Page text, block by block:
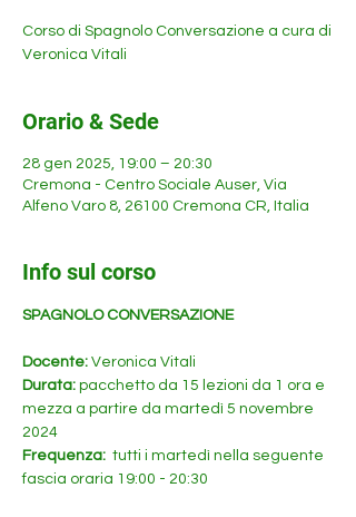
Corso di Spagnolo Conversazione a cura di
Veronica Vitali
Orario & Sede
28 gen 2025, 19:00 – 20:30
Cremona - Centro Sociale Auser, Via
Alfeno Varo 8, 26100 Cremona CR, Italia
Info sul corso
SPAGNOLO CONVERSAZIONE
Docente: Veronica Vitali
Durata: pacchetto da 15 lezioni da 1 ora e
mezza a partire da martedì 5 novembre
2024
Frequenza: tutti i martedì nella seguente
fascia oraria 19:00 - 20:30